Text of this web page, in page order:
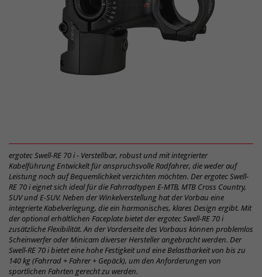
ergotec Swell-RE 70 i - Verstellbar, robust und mit integrierter
Kabelführung Entwickelt für anspruchsvolle Radfahrer, die weder auf
Leistung noch auf Bequemlichkeit verzichten möchten. Der ergotec Swell-
RE 70 i eignet sich ideal für die Fahrradtypen E-MTB, MTB Cross Country,
SUV und E-SUV. Neben der Winkelverstellung hat der Vorbau eine
integrierte Kabelverlegung, die ein harmonisches, klares Design ergibt. Mit
der optional erhältlichen Faceplate bietet der ergotec Swell-RE 70 i
zusätzliche Flexibilität. An der Vorderseite des Vorbaus können problemlos
Scheinwerfer oder Minicam diverser Hersteller angebracht werden. Der
Swell-RE 70 i bietet eine hohe Festigkeit und eine Belastbarkeit von bis zu
140 kg (Fahrrad + Fahrer + Gepäck), um den Anforderungen von
sportlichen Fahrten gerecht zu werden.